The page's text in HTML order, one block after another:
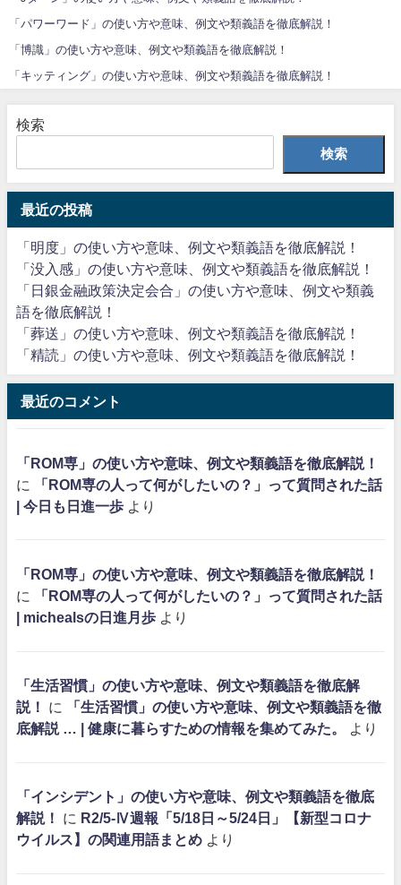
「パワーワード」の使い方や意味、例文や類義語を徹底解説！
「博識」の使い方や意味、例文や類義語を徹底解説！
「キッティング」の使い方や意味、例文や類義語を徹底解説！
検索
検索
最近の投稿
「明度」の使い方や意味、例文や類義語を徹底解説！
「没入感」の使い方や意味、例文や類義語を徹底解説！
「日銀金融政策決定会合」の使い方や意味、例文や類義
語を徹底解説！
「葬送」の使い方や意味、例文や類義語を徹底解説！
「精読」の使い方や意味、例文や類義語を徹底解説！
最近のコメント
「ROM専」の使い方や意味、例文や類義語を徹底解説！
に
「ROM専の人って何がしたいの？」って質問された話
| 今日も日進一歩 より
「ROM専」の使い方や意味、例文や類義語を徹底解説！
に
「ROM専の人って何がしたいの？」って質問された話
| michealsの日進月歩 より
「生活習慣」の使い方や意味、例文や類義語を徹底解
説！
に
「生活習慣」の使い方や意味、例文や類義語を徹
底解説 … | 健康に暮らすための情報を集めてみた。
より
「インシデント」の使い方や意味、例文や類義語を徹底
解説！
に R2/5-Ⅳ週報「5/18日～5/24日」【新型コロナ
ウイルス】の関連用語まとめ より